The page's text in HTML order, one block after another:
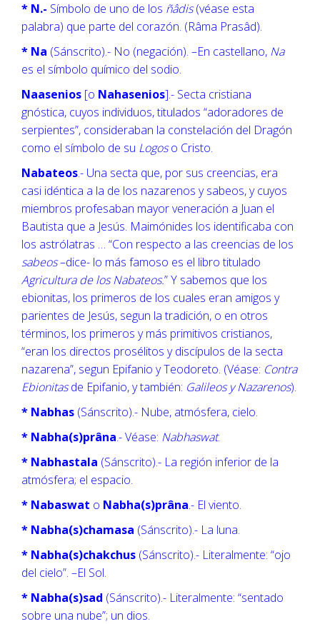
* N.- Símbolo de uno de los ñâdis(véase esta
palabra) que parte del corazón. (Râma Prasâd).
* Na (Sánscrito).- No (negación). –En castellano, Na
es el símbolo químico del sodio.
Naasenios [o Nahasenios].- Secta cristiana
gnóstica, cuyos individuos, titulados “adoradores de
serpientes”, consideraban la constelación del Dragón
como el símbolo de su Logoso Cristo.
Nabateos.- Una secta que, por sus creencias, era
casi idéntica a la de los nazarenos y sabeos, y cuyos
miembros profesaban mayor veneración a Juan el
Bautista que a Jesús. Maimónides los identificaba con
los astrólatras … “Con respecto a las creencias de los
sabeos–dice- lo más famoso es el libro titulado
Agricultura de los Nabateos.” Y sabemos que los
ebionitas, los primeros de los cuales eran amigos y
parientes de Jesús, segun la tradición, o en otros
términos, los primeros y más primitivos cristianos,
“eran los directos prosélitos y discípulos de la secta
nazarena”, segun Epifanio y Teodoreto. (Véase: Contra
Ebionitasde Epifanio, y también: Galileos y Nazarenos).
* Nabhas (Sánscrito).- Nube, atmósfera, cielo.
* Nabha(s)prâna.- Véase: Nabhaswat.
* Nabhastala (Sánscrito).- La región inferior de la
atmósfera; el espacio.
* Nabaswat o Nabha(s)prâna.- El viento.
* Nabha(s)chamasa (Sánscrito).- La luna.
* Nabha(s)chakchus (Sánscrito).- Literalmente: “ojo
del cielo”. –El Sol.
* Nabha(s)sad (Sánscrito).- Literalmente: “sentado
sobre una nube”; un dios.